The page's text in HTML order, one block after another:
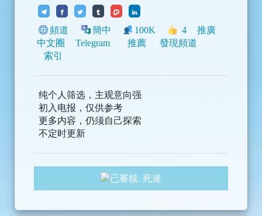
頻道 簡中 100K 4
推廣
中文圈
Telegram 推薦
發現頻道
索引
纯个人筛选，主观意向强
初入电报，仅供参考
更多内容，仍须自己探索
不定时更新
死連